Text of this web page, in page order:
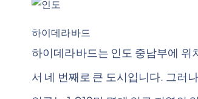
하이데라바드
하이데라바드는 인도 중남부에 위
서 네 번째로 큰 도시입니다. 그러